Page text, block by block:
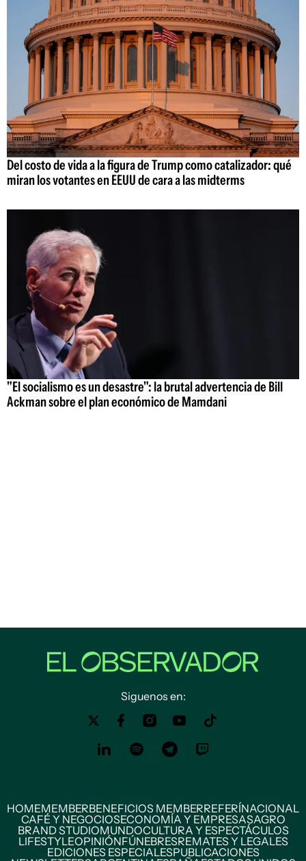
Del costo de vida a la figura de Trump como catalizador: qué
miran los votantes en EEUU de cara a las midterms
"El socialismo es un desastre": la brutal advertencia de Bill
Ackman sobre el plan económico de Mamdani
Siguenos en:
HOMEMEMBERBENEFICIOS MEMBERREFERÍNACIONAL
CAFÉ Y NEGOCIOSECONOMÍA Y EMPRESASAGRO
BRAND STUDIOMUNDOCULTURA Y ESPECTÁCULOS
LIFESTYLEOPINIÓNFÚNEBRESREMATES Y LEGALES
EDICIONES ESPECIALESPUBLICACIONES